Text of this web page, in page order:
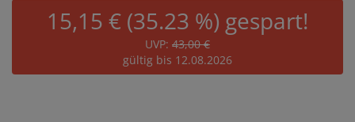
15,15 € (35.23 %) gespart!
UVP: 43,00 €
gültig bis 12.08.2026